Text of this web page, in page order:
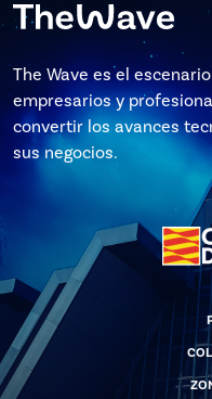
The Wave es el
empresarios y
convertir los avances
sus negocios.